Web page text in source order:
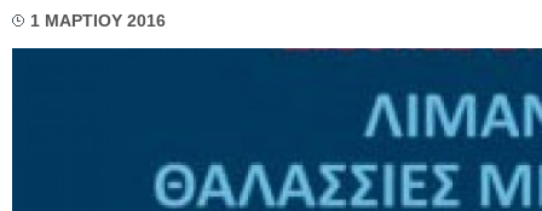
1 ΜΑΡΤΙΟΥ 2016